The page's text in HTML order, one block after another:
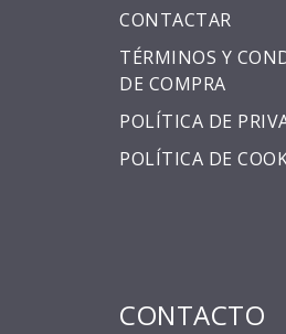
CONTACTAR
TÉRMINOS Y
DE COMPRA
POLÍTICA DE
POLÍTICA DE
CONTACTO